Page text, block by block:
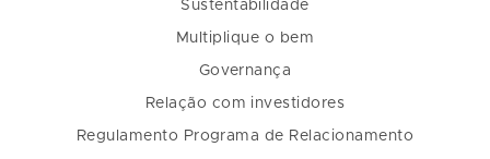
Sustentabilidade
Multiplique o bem
Governança
Relação com investidores
Regulamento Programa de Relacionamento